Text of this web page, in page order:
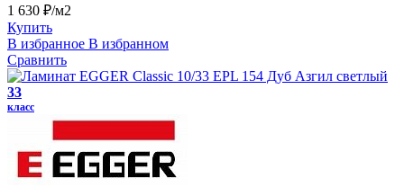
1 630 ₽/м2
Купить
В избранное В избранном
Сравнить
33
класс